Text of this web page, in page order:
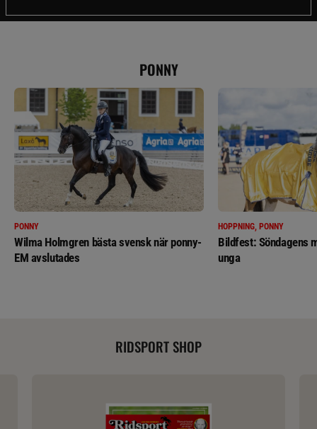
PONNY
PONNY
Wilma Holmgren bästa svensk när ponny-
EM avslutades
HOPPNING, PONNY
Bildfest: Söndagens
unga
RIDSPORT SHOP